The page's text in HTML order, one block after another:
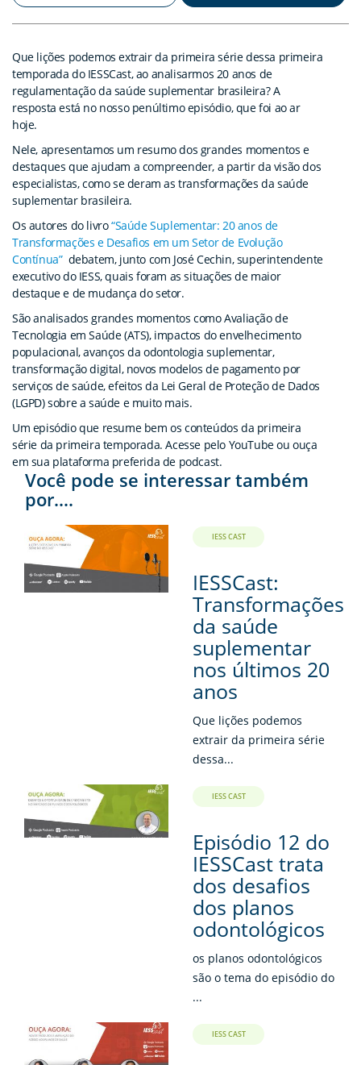
Que lições podemos extrair da primeira série dessa primeira
temporada do IESSCast, ao analisarmos 20 anos de
regulamentação da saúde suplementar brasileira? A
resposta está no nosso penúltimo episódio, que foi ao ar
hoje.
Nele, apresentamos um resumo dos grandes momentos e
destaques que ajudam a compreender, a partir da visão dos
especialistas, como se deram as transformações da saúde
suplementar brasileira.
Os autores do livro“Saúde Suplementar: 20 anos de
Transformações e Desafios em um Setor de Evolução
Contínua” debatem, junto com José Cechin, superintendente
executivo do IESS, quais foram as situações de maior
destaque e de mudança do setor.
São analisados grandes momentos como Avaliação de
Tecnologia em Saúde (ATS), impactos do envelhecimento
populacional, avanços da odontologia suplementar,
transformação digital, novos modelos de pagamento por
serviços de saúde, efeitos da Lei Geral de Proteção de Dados
(LGPD) sobre a saúde e muito mais.
Um episódio que resume bem os conteúdos da primeira
série da primeira temporada. Acesse pelo YouTube ou ouça
em sua plataforma preferida de podcast.
Você pode se interessar também
por....
IESS CAST
IESSCast:
Transformações
da saúde
suplementar
nos últimos 20
anos
Que lições podemos
extrair da primeira série
dessa...
IESS CAST
Episódio 12 do
IESSCast trata
dos desafios
dos planos
odontológicos
os planos odontológicos
são o tema do episódio do
...
IESS CAST